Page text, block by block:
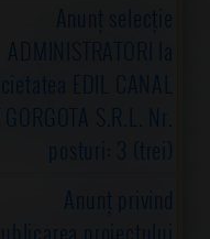
Anunț selecție
ADMINISTRATORI la
EDIL CANAL
S.R.L. Nr.
posturi: 3 (trei)
Anunț privind